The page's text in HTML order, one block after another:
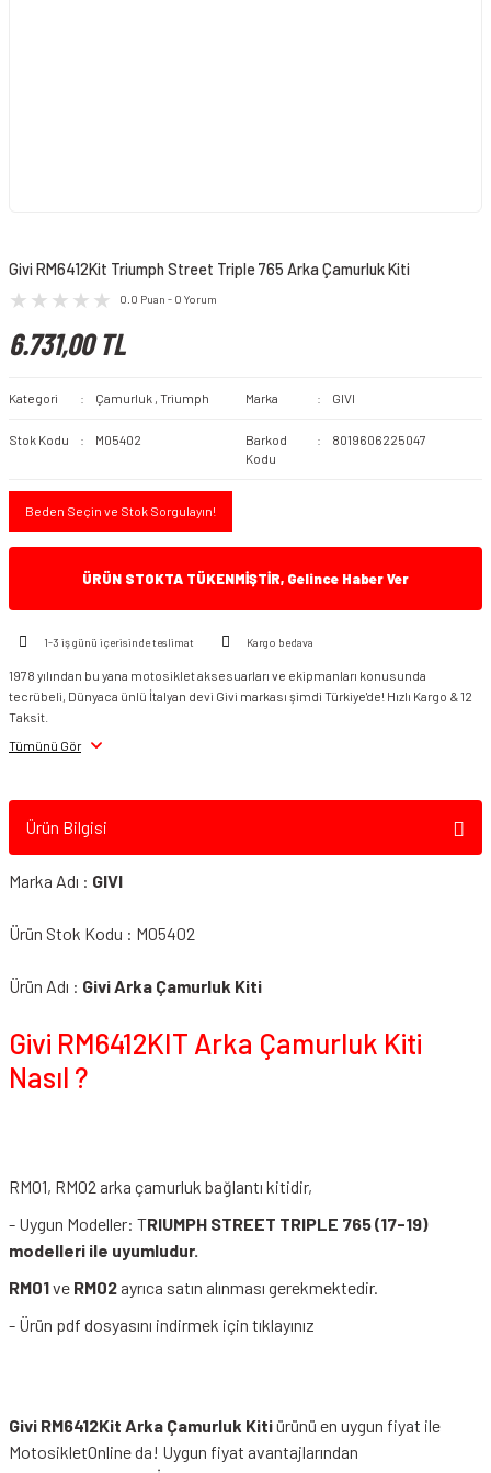
Givi RM6412Kit Triumph Street Triple 765 Arka Çamurluk Kiti
0.0 Puan - 0 Yorum
6.731,00 TL
Kategori Çamurluk , Triumph Marka GIVI
Stok Kodu M05402
Barkod
Kodu
8019606225047
Beden Seçin ve Stok Sorgulayın!
ÜRÜN STOKTA TÜKENMİŞTİR, Gelince Haber Ver
1-3 iş günü içerisinde teslimat Kargo bedava
1978 yılından bu yana motosiklet aksesuarları ve ekipmanları konusunda
tecrübeli, Dünyaca ünlü İtalyan devi Givi markası şimdi Türkiye'de! Hızlı Kargo & 12
Taksit.
Tümünü Gör
Ürün Bilgisi
Marka Adı : GIVI
Ürün Stok Kodu : M05402
Ürün Adı : Givi Arka Çamurluk Kiti
Givi RM6412KIT Arka Çamurluk Kiti
Nasıl ?
RM01, RM02 arka çamurluk bağlantı kitidir,
- Uygun Modeller: TRIUMPH STREET TRIPLE 765 (17-19)
modelleri ile uyumludur.
RM01ve RM02 ayrıca satın alınması gerekmektedir.
- Ürün pdf dosyasını indirmek için tıklayınız
Givi RM6412Kit Arka Çamurluk Kitiürünü en uygun fiyat ile
MotosikletOnline da! Uygun fiyat avantajlarından